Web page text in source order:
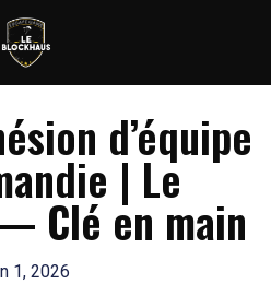
d’équipe
| Le
Clé en main
1, 2026